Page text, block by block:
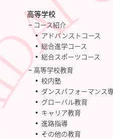
高等学校
コース紹介
アドバンストコース
総合進学コース
総合スポーツコース
高等学校教育
校内塾
ダンスパフォーマンス
グローバル教育
キャリア教育
進路指導
その他の教育